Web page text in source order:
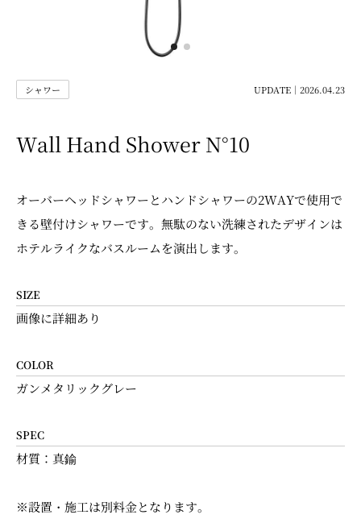
シャワー UPDATE｜2026.04.23
Wall Hand Shower N°10
オーバーヘッドシャワーとハンドシャワーの2WAYで使用で
きる壁付けシャワーです。無駄のない洗練されたデザインは
ホテルライクなバスルームを演出します。
SIZE
画像に詳細あり
COLOR
ガンメタリックグレー
SPEC
材質：真鍮
※設置・施工は別料金となります。